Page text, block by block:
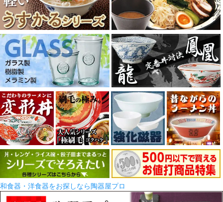
和食器・洋食器をお探しなら陶器屋プロ